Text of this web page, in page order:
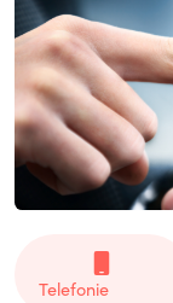
Telefonie